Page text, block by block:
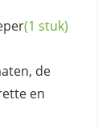
(1 stuk)
de
en